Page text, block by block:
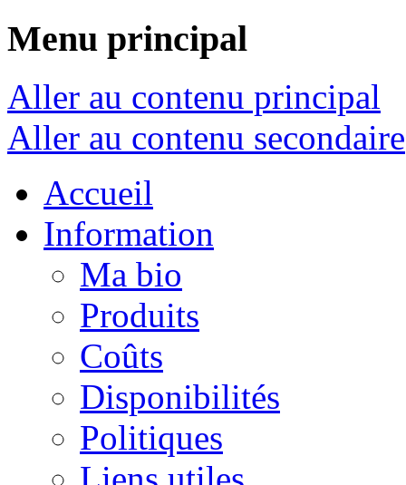
Menu principal
Aller au contenu principal
Aller au contenu secondaire
Accueil
Information
Ma bio
Produits
Coûts
Disponibilités
Politiques